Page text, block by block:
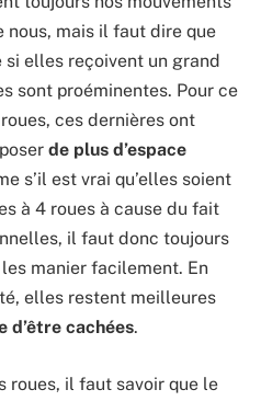
mais il faut dire que
si elles reçoivent un grand
sont proéminentes. Pour ce
ces dernières ont
de plus d’espace
s’il est vrai qu’elles soient
à 4 roues à cause du fait
il faut donc toujours
manier facilement. En
elles restent meilleures
d’être cachées.
roues, il faut savoir que le